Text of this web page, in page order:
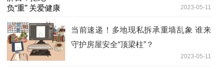
2023-05-11
当前速递！多地现私拆承重墙乱象 谁来
守护房屋安全“顶梁柱”？
2023-05-11